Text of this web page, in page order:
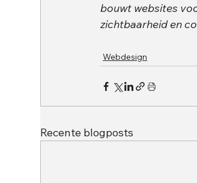
bouwt websites
zichtbaarheid en
Webdesign
Recente blogposts